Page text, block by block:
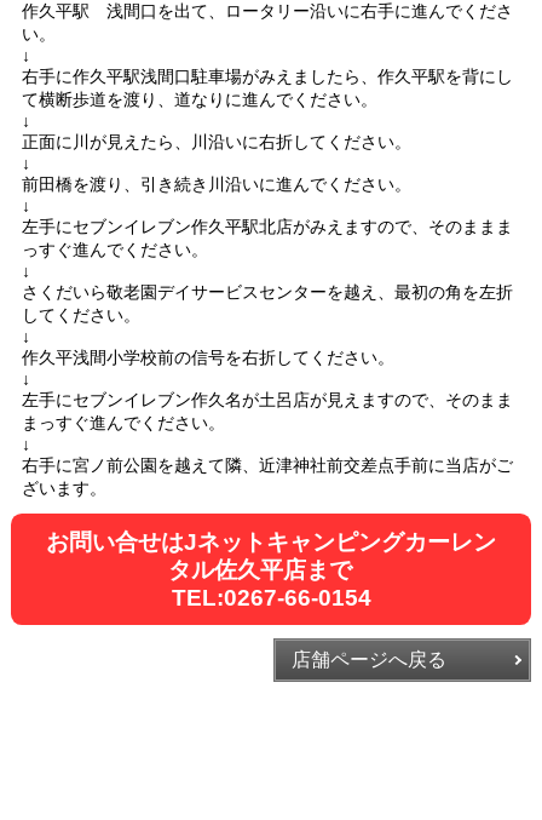
作久平駅 浅間口を出て、ロータリー沿いに右手に進んでくださ
い。
↓
右手に作久平駅浅間口駐車場がみえましたら、作久平駅を背にし
て横断歩道を渡り、道なりに進んでください。
↓
正面に川が見えたら、川沿いに右折してください。
↓
前田橋を渡り、引き続き川沿いに進んでください。
↓
左手にセブンイレブン作久平駅北店がみえますので、そのままま
っすぐ進んでください。
↓
さくだいら敬老園デイサービスセンターを越え、最初の角を左折
してください。
↓
作久平浅間小学校前の信号を右折してください。
↓
左手にセブンイレブン作久名が土呂店が見えますので、そのまま
まっすぐ進んでください。
↓
右手に宮ノ前公園を越えて隣、近津神社前交差点手前に当店がご
ざいます。
お問い合せはJネットキャンピングカーレン
タル佐久平店まで
TEL:0267-66-0154
店舗ページへ戻る